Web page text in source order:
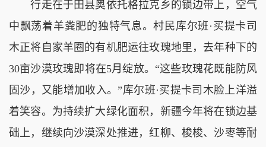
行走在于田县奥依托格拉克乡的锁边带上，空气
中飘荡着羊粪肥的独特气息。村民库尔班·买提卡司
木正将自家羊圈的有机肥运往玫瑰地里，去年种下的
30亩沙漠玫瑰即将在5月绽放。“这些玫瑰花既能防风
固沙，又能增加收入。”库尔班·买提卡司木脸上洋溢
着笑容。为持续扩大绿化面积，新疆今年将在锁边基
础上，继续向沙漠深处推进，红柳、梭梭、沙枣等耐